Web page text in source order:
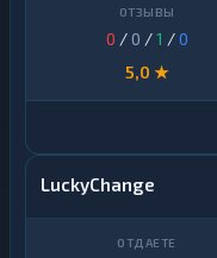
0 / 0 /1 /0
5,0 ★
LuckyChange